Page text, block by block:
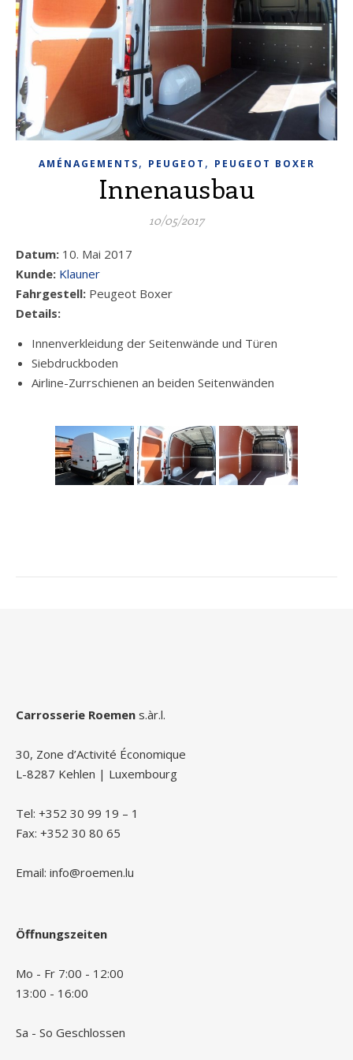
AMÉNAGEMENTS, PEUGEOT , PEUGEOT BOXER
Innenausbau
10/05/2017
Datum: 10. Mai 2017
Kunde: Klauner
Fahrgestell: Peugeot Boxer
Details:
Innenverkleidung der Seitenwände und Türen
Siebdruckboden
Airline-Zurrschienen an beiden Seitenwänden
Carrosserie Roemen s.àr.l.
30, Zone d’Activité Économique
L-8287 Kehlen | Luxembourg
Tel: +352 30 99 19 – 1
Fax: +352 30 80 65
Email: info@roemen.lu
Öffnungszeiten
Mo - Fr 7:00 - 12:00
13:00 - 16:00
Sa - So Geschlossen